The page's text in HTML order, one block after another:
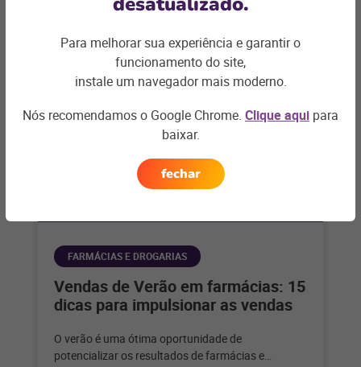
gestão, atendimento e ótima experiência do
FARMÁCIAS E DROGARIAS
Vendas de Verão em farmácias: 15
dicas para impulsionar as vendas
O verão é uma ótima oportunidade de
potencializar os resultados de farmácias e
Para melhorar sua experiência e garantir o
funcionamento do site,
instale um navegador mais moderno.
Nós recomendamos o Google Chrome. Clique aqui para
baixar.
fechar